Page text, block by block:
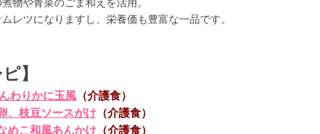
レツになりますし、栄養価も豊富な一品です。
】
わりかに玉風（介護食）
、枝豆ソースがけ（介護食）
めこ和風あんかけ（介護食）